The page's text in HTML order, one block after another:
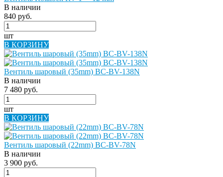
В наличии
840 руб.
шт
В КОРЗИНУ
Вентиль шаровый (35mm) BC-BV-138N
В наличии
7 480 руб.
шт
В КОРЗИНУ
Вентиль шаровый (22mm) BC-BV-78N
В наличии
3 900 руб.